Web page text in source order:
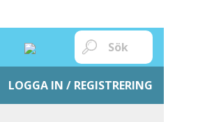
LOGGA IN / REGISTRERING